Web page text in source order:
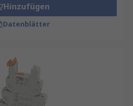
Hinzufügen
Datenblätter